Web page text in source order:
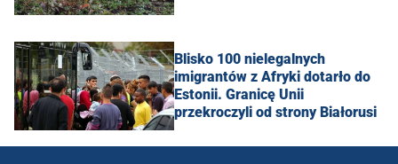
Blisko 100 nielegalnych
imigrantów z Afryki dotarło do
Estonii. Granicę Unii
przekroczyli od strony Białorusi